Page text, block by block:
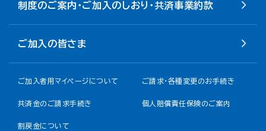
制度のご案内・ご加入のしおり・共済事業約款
ご加入の皆さま
ご加入者用マイページについて ご請求・各種変更のお手続き
共済金のご請求手続き 個人賠償責任保険のご案内
割戻金について​